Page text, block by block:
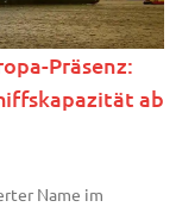
Präsenz:
ab
Name im